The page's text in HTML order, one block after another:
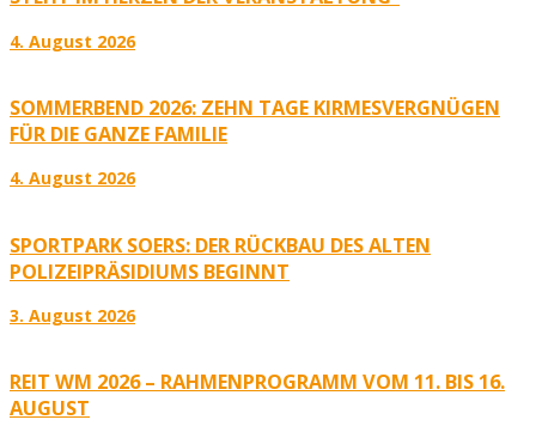
4. August 2026
SOMMERBEND 2026: ZEHN TAGE KIRMESVERGNÜGEN
FÜR DIE GANZE FAMILIE
4. August 2026
SPORTPARK SOERS: DER RÜCKBAU DES ALTEN
POLIZEIPRÄSIDIUMS BEGINNT
3. August 2026
REIT WM 2026 – RAHMENPROGRAMM VOM 11. BIS 16.
AUGUST